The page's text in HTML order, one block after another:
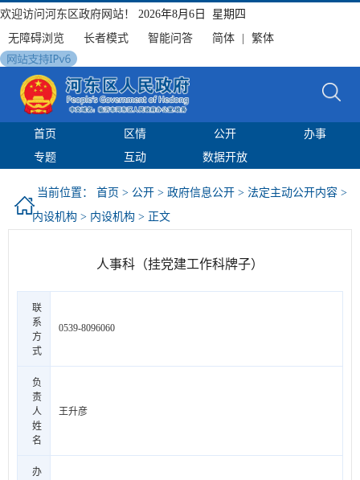
欢迎访问河东区政府网站！
2026年8月6日 星期四
无障碍浏览
长者模式 智能问答 简体 繁体
首页 区情 公开
办事
专题
互动 数据开放
当前位置： 首页 > 公开 > 政府信息公开 > 法定主动公开内容 >
内设机构 > 内设机构 > 正文
人事科（挂党建工作科牌子）
联
系
方
式
0539-8096060
负
责
人
姓
名
王升彦
办